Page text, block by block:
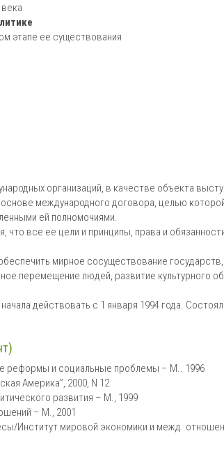
этапе ее существования
организаций, в качестве объекта
международного договора, целью
ей полномочиями.
что все ее цели и принципы, права и
мирное сосуществование
перемещение людей, развитие культурного
действовать с 1 января 1994 года.
реформы и социальные проблемы – М.. 1996
Америка”, 2000, N 12
развития – М., 1999
– М., 2001
Институт мировой экономики и межд.